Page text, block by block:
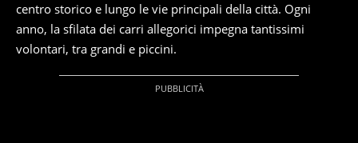
centro storico e lungo le vie principali della città. Ogni
anno, la sfilata dei carri allegorici impegna tantissimi
volontari, tra grandi e piccini.